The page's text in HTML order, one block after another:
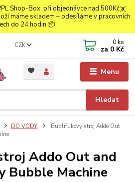
Shop-Box, při objednávce nad 500Kč a
máme skladem – odesíláme v pracovních
do 24 hodin.📦
Menu
CZK
Hledat
0 ks
za 0 Kč
DO VODY
Bublifukový stroj Addo Out
Addo Out and
Bubble Machine